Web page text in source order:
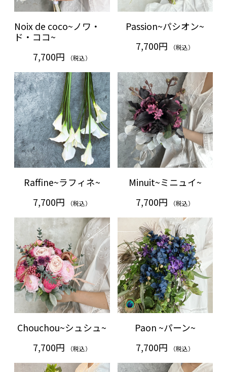
Noix de coco~ノワ・
ド・ココ~
7,700円
（税込）
Passion~パシオン~
7,700円
（税込）
Raffine~ラフィネ~
7,700円
（税込）
Minuit~ミニュイ~
7,700円
（税込）
Chouchou~シュシュ~
7,700円
（税込）
Paon ~パーン~
7,700円
（税込）